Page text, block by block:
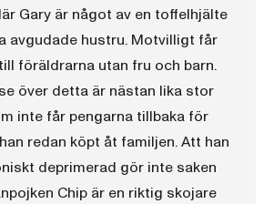
Gary är något av en toffelhjälte
avgudade hustru. Motvilligt får
föräldrarna utan fru och barn.
över detta är nästan lika stor
inte får pengarna tillbaka för
redan köpt åt familjen. Att han
deprimerad gör inte saken
Chip är en riktig skojare